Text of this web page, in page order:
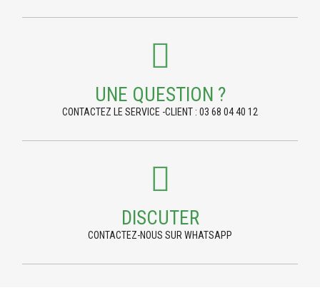
UNE QUESTION ?
CONTACTEZ LE SERVICE -CLIENT : 03 68 04 40 12
DISCUTER
CONTACTEZ-NOUS SUR WHATSAPP